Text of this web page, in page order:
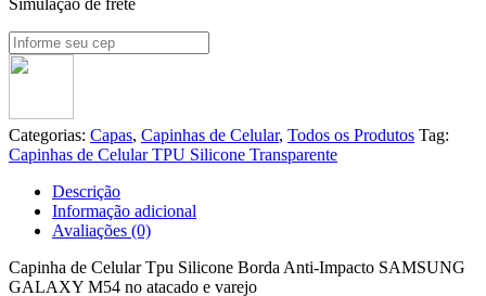
Categorias: Capas, Capinhas de Celular, Todos os Produtos Tag:
Capinhas de Celular TPU Silicone Transparente
Descrição
Informação adicional
Avaliações (0)
Capinha de Celular Tpu Silicone Borda Anti-Impacto SAMSUNG
GALAXY M54 no atacado e varejo